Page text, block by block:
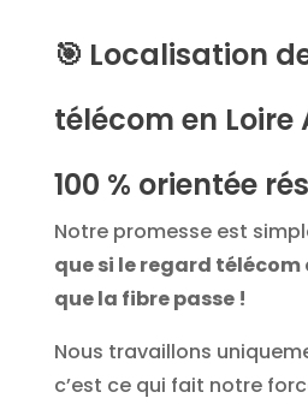
🎯 Localisation
télécom en
100 % orientée
Notre promesse est
que si le regard télécom
que la fibre passe !
Nous travaillons
c’est ce qui fait notre